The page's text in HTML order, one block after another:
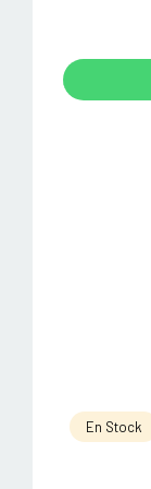
En Stock